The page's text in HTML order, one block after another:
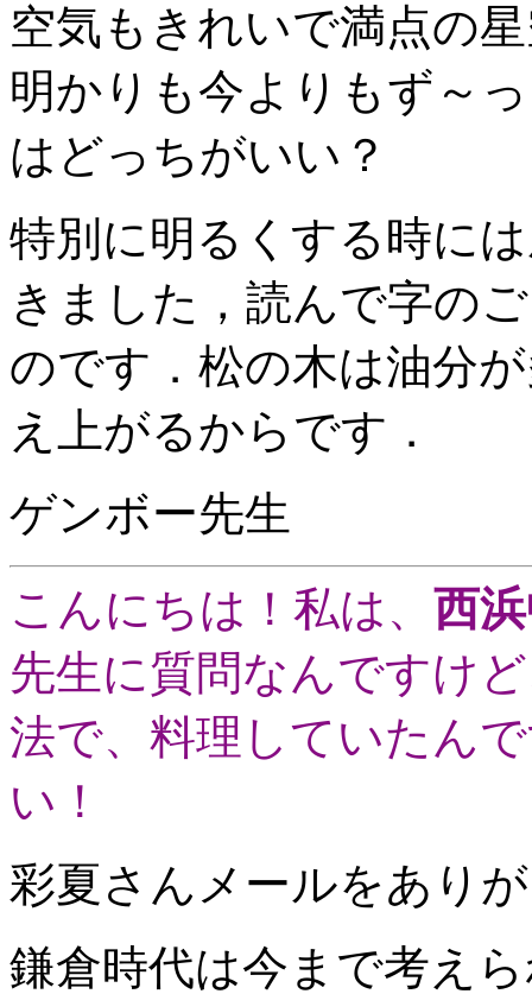
空気もきれいで満点の
明かりも今よりもず～
はどっちがいい？
特別に明るくする時に
きました，読んで字の
のです．松の木は油分
え上がるからです．
ゲンボー先生
こんにちは！私は、 西
先生に質問なんですけ
法で、料理していたん
い！
彩夏さんメールをあり
鎌倉時代は今まで考え